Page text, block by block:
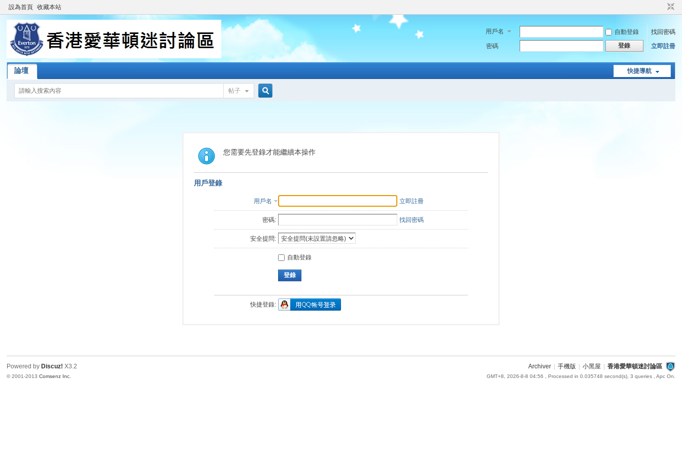
設為首頁 收藏本站
用戶名 自動登錄
找回密碼
密碼
登錄 立即註冊
快捷導航
論壇
帖子
索
您需要先登錄才能繼續本操作
用戶登錄
用戶名 立即註冊
密碼: 找回密碼
安全提問:
自動登錄
登錄
快捷登錄:
Archiver 手機版 小黑屋 香港愛華頓迷討論區
GMT+8, 2026-8-8 04:56 , Processed in 0.035748 second(s), 3 queries , Apc On.
Powered by Discuz! X3.2
© 2001-2013Comsenz Inc.